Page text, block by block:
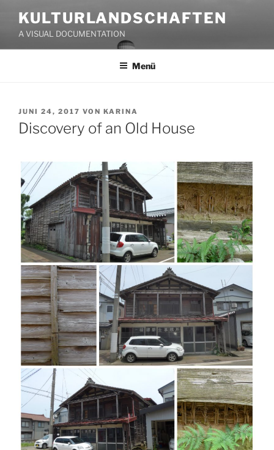
Inhalt
springen
KULTURLANDSCHAFTEN
A VISUAL DOCUMENTATION
Menü
VERÖFFENTLICHT
AM
JUNI 24, 2017 VON KARINA
Discovery of an Old House